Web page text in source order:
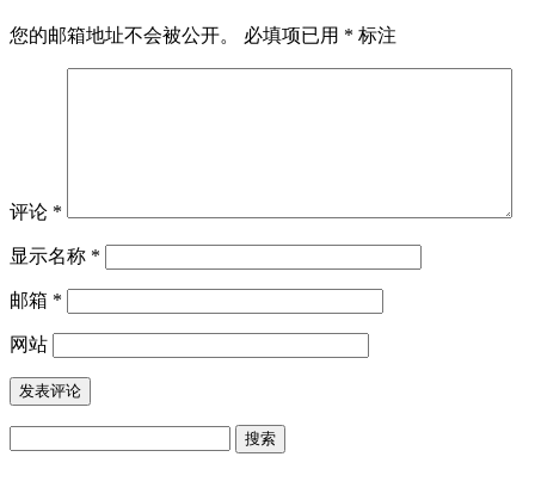
您的邮箱地址不会被公开。 必填项已用 * 标注
评论 *
显示名称 *
邮箱 *
网站